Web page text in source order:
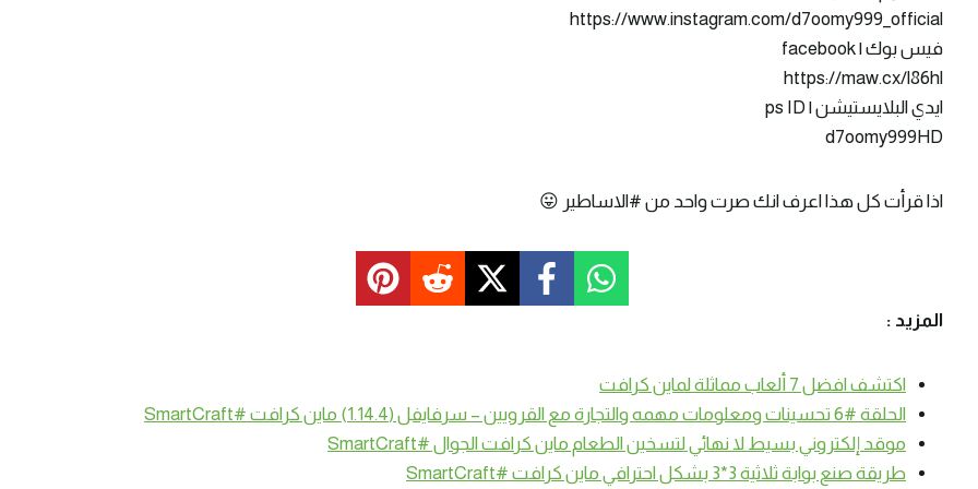
https://www.instagram.com/d7oomy999_official
فيس بوك | facebook
https://maw.cx/l86hl
ايدي البلايستيشن | ps ID
d7oomy999HD
اذا قرأت كل هذا اعرف انك صرت واحد من #الاساطير 😛
المزيد :
اكتشف افضل 7 ألعاب مماثلة لماين كرافت
الحلقة #6 تحسينات ومعلومات مهمه والتجارة مع القرويين – سرفايفل (1.14.4) ماين كرافت #SmartCraft
موقد إلكتروني بسيط لا نهائي لتسخين الطعام ماين كرافت الجوال #SmartCraft
طريقة صنع بوابة ثلاثية 3*3 بشكل احترافي ماين كرافت #SmartCraft